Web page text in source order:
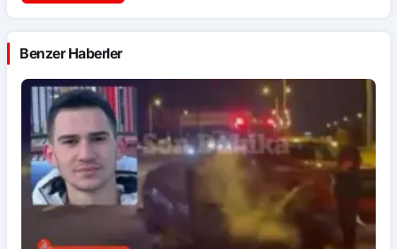
Benzer Haberler